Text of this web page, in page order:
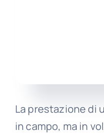
La prestazione di
in campo, ma in